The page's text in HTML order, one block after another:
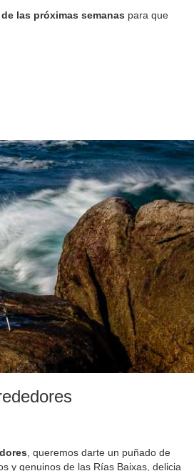
las próximas semanas para que
, queremos darte un puñado de
y genuinos de las Rías Baixas, delicia